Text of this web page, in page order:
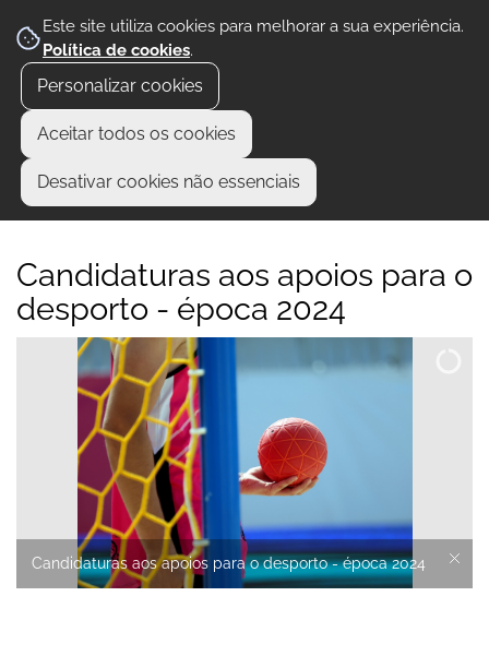
Este site utiliza cookies para melhorar a sua experiência.
Política de cookies.
Personalizar cookies
Aceitar todos os cookies
Desativar cookies não essenciais
Candidaturas aos apoios para o
desporto - época 2024
Candidaturas aos apoios para o desporto - época 2024